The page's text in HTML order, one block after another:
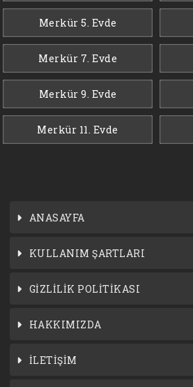
Merkür 5. Evde
Merkür 7. Evde
Merkür 9. Evde
Merkür 11. Evde
ANASAYFA
KULLANIM ŞARTLARI
GİZLİLİK POLİTİKASI
HAKKIMIZDA
İLETİŞİM